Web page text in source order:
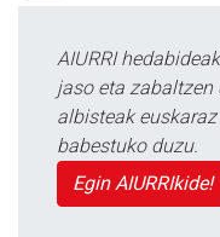
AIURRI
jaso eta zabaltzen
albisteak
babestuko duzu.
Egin AIURRIkide!